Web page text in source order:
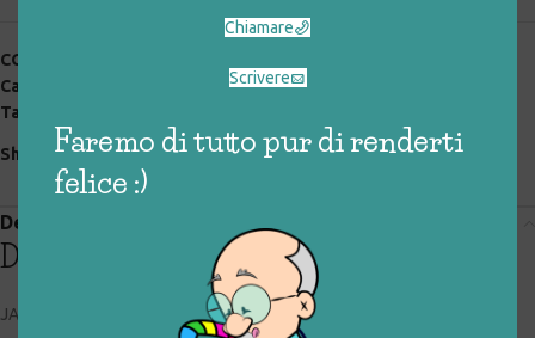
Chiamare
Scrivere
Faremo di tutto pur di renderti
felice :)
COD:
Categorie:
giocattoli rigenerati
Tag:
Share:
Descrizione
Descrizione
JAKALA / EUROSPIN